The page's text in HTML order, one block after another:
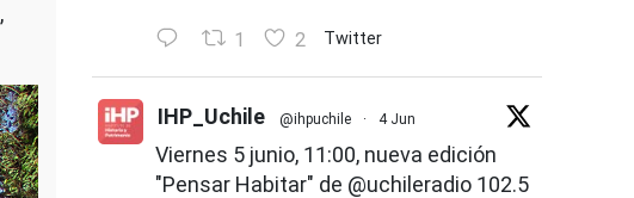
,
1 2 Twitter
IHP_Uchile @ihpuchile · 4 Jun
Viernes 5 junio, 11:00, nueva edición
"Pensar Habitar" de @uchileradio 102.5